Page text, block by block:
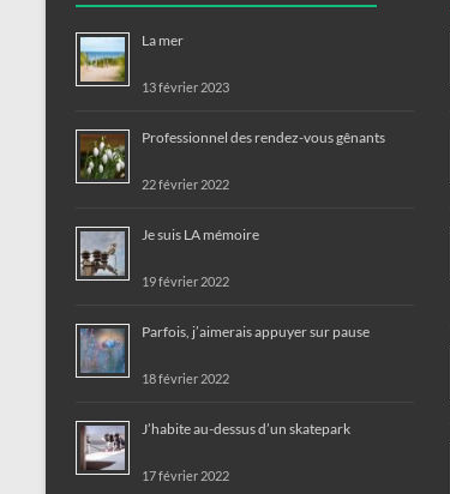
La mer
13 février 2023
Professionnel des rendez-vous gênants
22 février 2022
Je suis LA mémoire
19 février 2022
Parfois, j’aimerais appuyer sur pause
18 février 2022
J’habite au-dessus d’un skatepark
17 février 2022